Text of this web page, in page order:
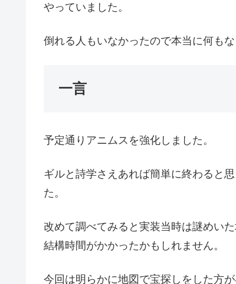
やっていました。
倒れる人もいなかったので本当に何もな
一言
予定通りアニムスを強化しました。
ギルと詩学さえあれば簡単に終わると
た。
改めて調べてみると実装当時は謎めい
結構時間がかかったかもしれません。
今回は明らかに地図で宝探しをした方